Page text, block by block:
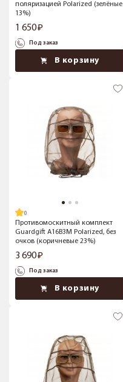
поляризацией Polarized (зелёные
13%)
1 650
Под заказ
В корзину
Противомоскитный комплект
Guardgift А16В3М Polarized, без
очков (коричневые 23%)
3 690
Под заказ
В корзину